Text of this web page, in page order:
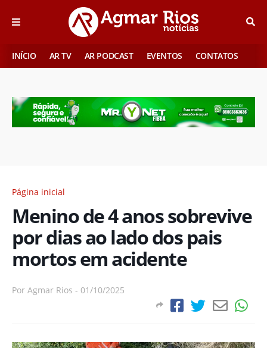
INÍCIO AR TV AR PODCAST EVENTOS CONTATOS
Página inicial
Menino de 4 anos sobrevive
por dias ao lado dos pais
mortos em acidente
Por Agmar Rios - 01/10/2025